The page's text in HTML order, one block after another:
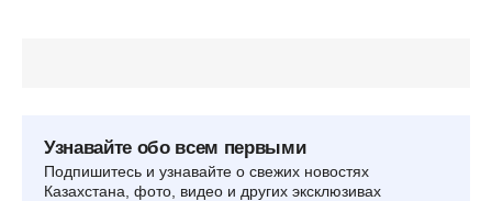
Узнавайте обо всем первыми
Подпишитесь и узнавайте о свежих новостях
Казахстана, фото, видео и других эксклюзивах